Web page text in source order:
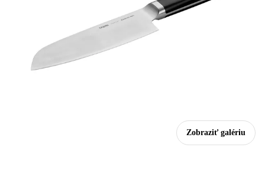
Zobraziť galériu